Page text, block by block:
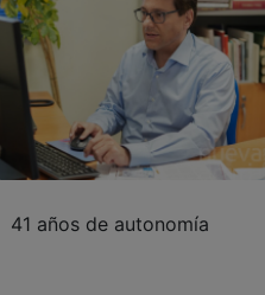
41 años de autonomía